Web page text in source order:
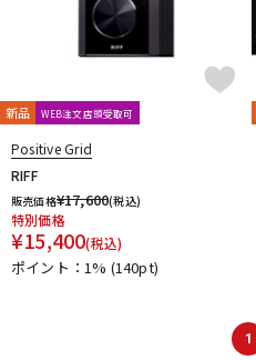
キーボード
DJ機器
新品 WEB注文店頭受取可
Positive Grid
RIFF
販売価格¥17,600(税込)
特別価格
¥15,400(税込)
ポイント：1% (140pt)
1